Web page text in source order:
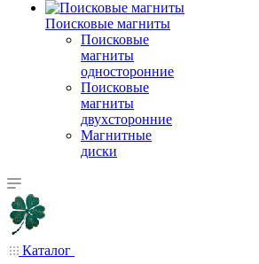
Поисковые магниты
Поисковые
магниты
односторонние
Поисковые
магниты
двухсторонние
Магнитные
диски
Каталог